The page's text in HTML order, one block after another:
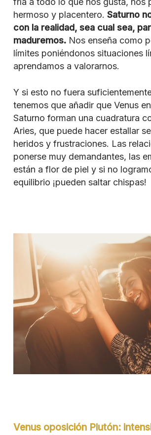
hermoso y placentero. Saturno
con la realidad, sea cual sea,
maduremos.Nos enseña como
límites poniéndonos situaciones
aprendamos a valorarnos.
Y si esto no fuera
tenemos que añadir que Venus
Saturno forman una cuadratura
Aries, que puede hacer estallar
heridos y frustraciones. Las
ponerse muy demandantes, las
están a flor de piel y si no
equilibrio ¡pueden saltar chispas!
Venus oposición Plutón: